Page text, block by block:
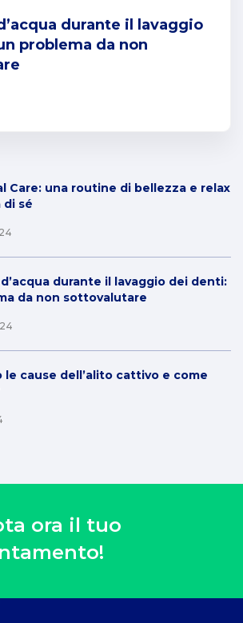
durante il lavaggio
problema da non
Care: una routine di bellezza e relax
di sé
durante il lavaggio dei denti:
da non sottovalutare
le cause dell’alito cattivo e come
ora il tuo